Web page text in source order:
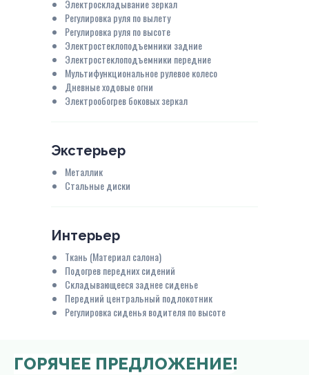
Электроскладывание зеркал
Регулировка руля по вылету
Регулировка руля по высоте
Электростеклоподъемники задние
Электростеклоподъемники передние
Мультифункциональное рулевое колесо
Дневные ходовые огни
Электрообогрев боковых зеркал
Экстерьер
Металлик
Стальные диски
Интерьер
Ткань (Материал салона)
Подогрев передних сидений
Складывающееся заднее сиденье
Передний центральный подлокотник
Регулировка сиденья водителя по высоте
ГОРЯЧЕЕ ПРЕДЛОЖЕНИЕ!